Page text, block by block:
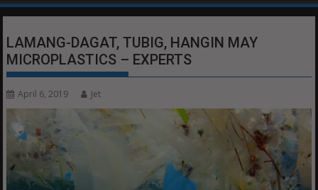
LAMANG-DAGAT, TUBIG, HANGIN MAY
MICROPLASTICS – EXPERTS
April 6, 2019 Jet